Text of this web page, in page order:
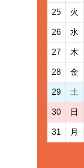
25 火
26 水
27 木
28 金
29 土
30 日
31 月